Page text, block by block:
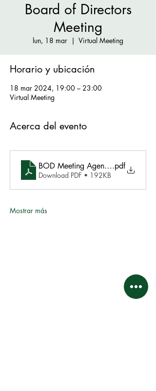
Board of Directors
Meeting
lun, 18 mar
  |
Virtual Meeting
Horario y ubicación
18 mar 2024, 19:00 – 23:00
Virtual Meeting
Acerca del evento
BOD Meeting Agenda March 18
.pdf
Download PDF • 192KB
Mostrar más